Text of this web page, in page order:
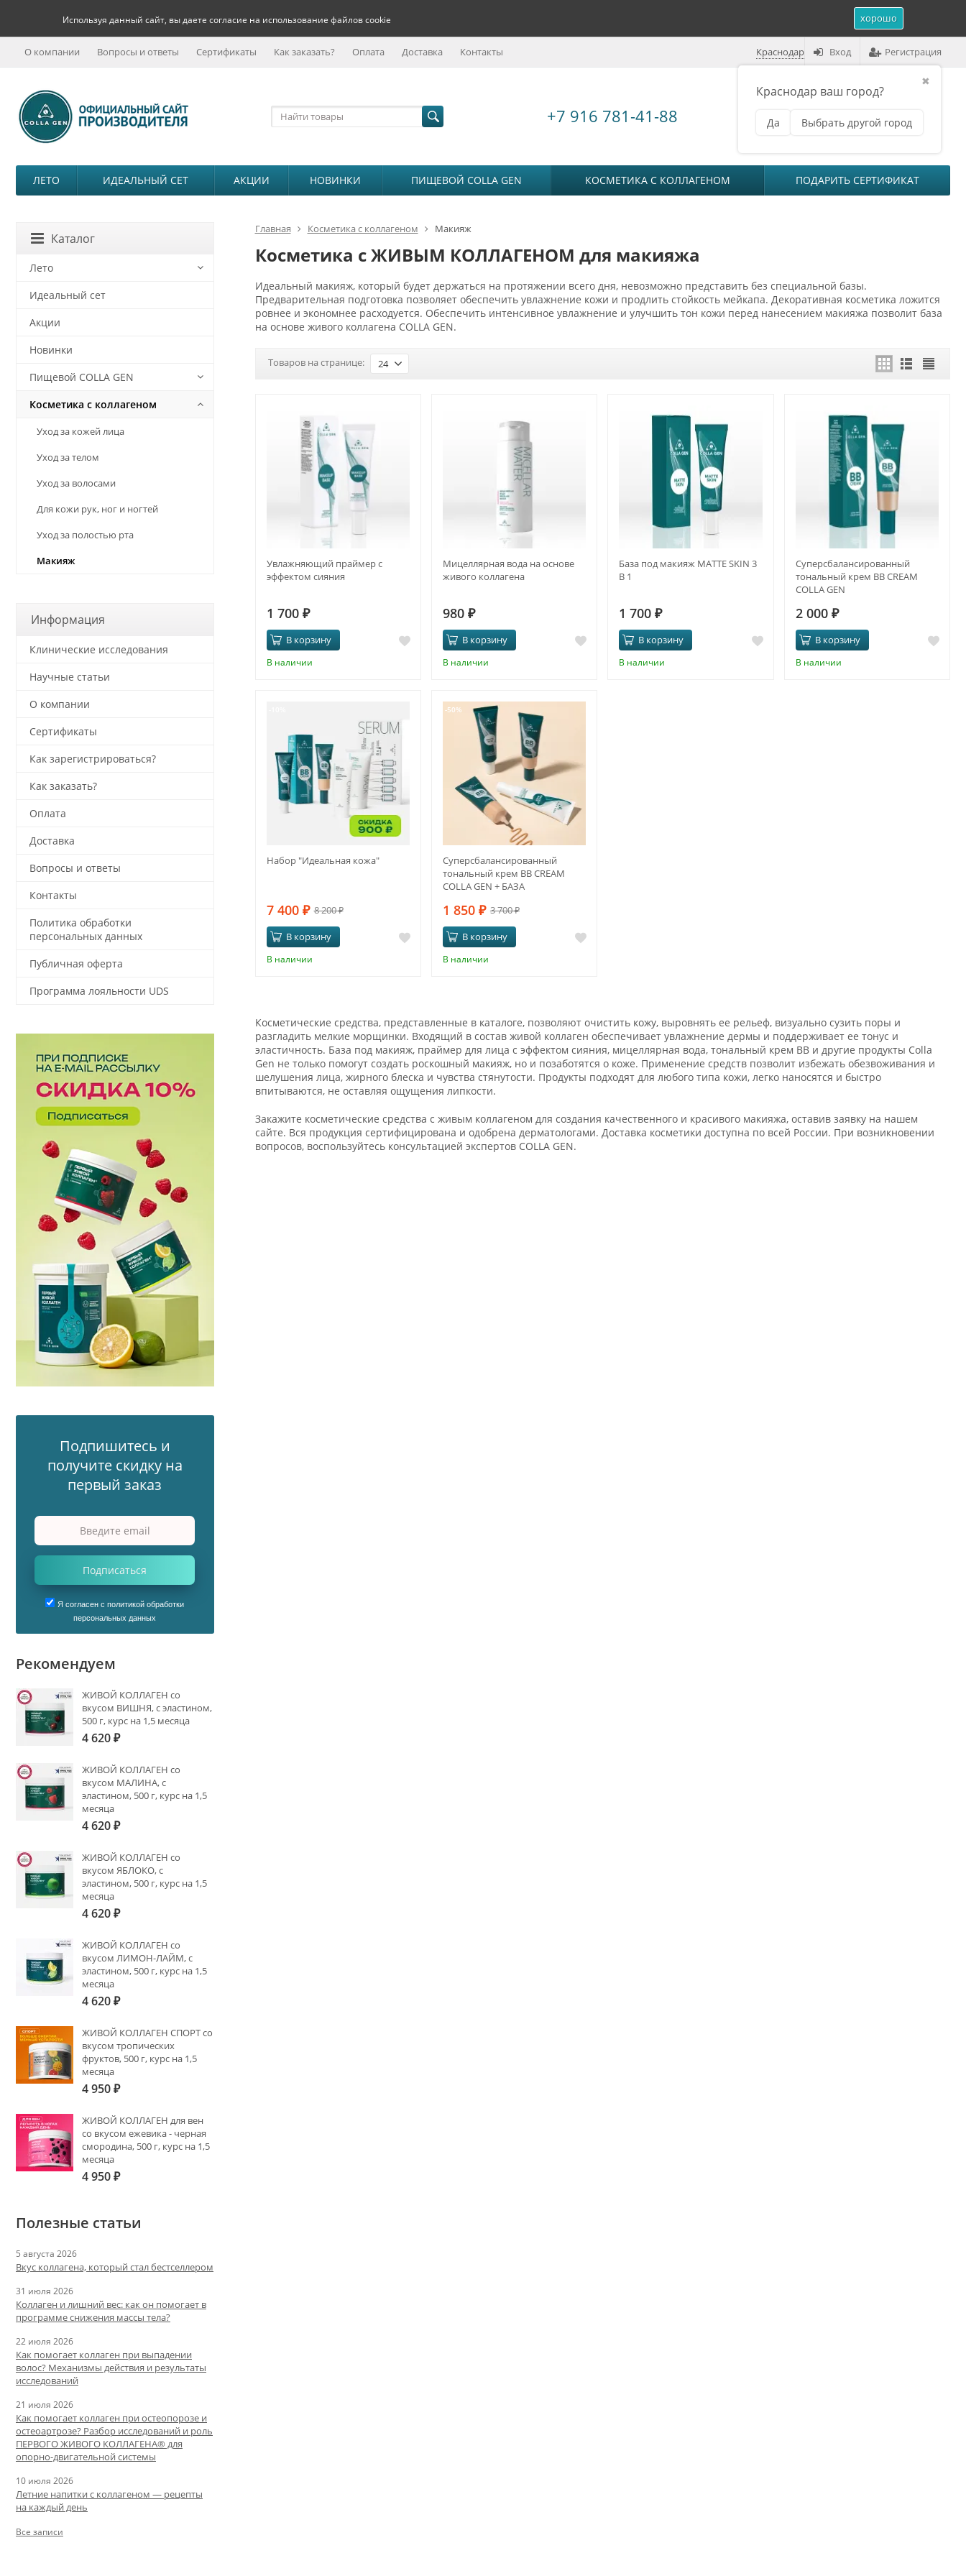
Используя данный сайт, вы даете согласие на использование файлов cookie хорошо
Краснодар
✖
Краснодар ваш город?
Да Выбрать другой город
Вход Регистрация
О компании Вопросы и ответы Сертификаты Как заказать? Оплата Доставка Контакты
+7 916 781-41-88 на сумму0₽
ЛЕТО ИДЕАЛЬНЫЙ СЕТ АКЦИИ НОВИНКИ ПИЩЕВОЙ COLLA GEN КОСМЕТИКА С КОЛЛАГЕНОМ ПОДАРИТЬ СЕРТИФИКАТ
Главная Косметика с коллагеном Макияж
Косметика с ЖИВЫМ КОЛЛАГЕНОМ для макияжа
Идеальный макияж, который будет держаться на протяжении всего дня, невозможно представить без специальной базы.
Предварительная подготовка позволяет обеспечить увлажнение кожи и продлить стойкость мейкапа. Декоративная косметика ложится
ровнее и экономнее расходуется. Обеспечить интенсивное увлажнение и улучшить тон кожи перед нанесением макияжа позволит база
на основе живого коллагена COLLA GEN.
Товаров на странице: 24
Увлажняющий праймер с
эффектом сияния
1 700 ₽
В корзину
В наличии
Мицеллярная вода на основе
живого коллагена
980 ₽
В корзину
В наличии
База под макияж MATTE SKIN 3
В 1
1 700₽
В корзину
В наличии
Суперсбалансированный
тональный крем BB CREAM
COLLA GEN
2 000 ₽
В корзину
В наличии
Набор "Идеальная кожа"
7 400 ₽ 8 200₽
В корзину
В наличии
-50%
Суперсбалансированный
тональный крем BB CREAM
COLLA GEN + БАЗА
1 850 ₽ 3 700₽
В корзину
В наличии
Косметические средства, представленные в каталоге, позволяют очистить кожу, выровнять ее рельеф, визуально сузить поры и
разгладить мелкие морщинки. Входящий в состав живой коллаген обеспечивает увлажнение дермы и поддерживает ее тонус и
эластичность. База под макияж, праймер для лица с эффектом сияния, мицеллярная вода, тональный крем BB и другие продукты Colla
Gen не только помогут создать роскошный макияж, но и позаботятся о коже. Применение средств позволит избежать обезвоживания и
шелушения лица, жирного блеска и чувства стянутости. Продукты подходят для любого типа кожи, легко наносятся и быстро
впитываются, не оставляя ощущения липкости.
Закажите косметические средства с живым коллагеном для создания качественного и красивого макияжа, оставив заявку на нашем
сайте. Вся продукция сертифицирована и одобрена дерматологами. Доставка косметики доступна по всей России. При возникновении
вопросов, воспользуйтесь консультацией экспертов COLLA GEN.
Каталог
Лето
Идеальный сет
Акции
Новинки
Пищевой COLLA GEN
Косметика с коллагеном
Уход за кожей лица
Уход за телом
Уход за волосами
Для кожи рук, ног и ногтей
Уход за полостью рта
Макияж
Информация
Клинические исследования
Научные статьи
О компании
Сертификаты
Как зарегистрироваться?
Как заказать?
Оплата
Доставка
Вопросы и ответы
Контакты
Политика обработки
персональных данных
Публичная оферта
Программа лояльности UDS
Подпишитесь и
получите скидку на
первый заказ
Подписаться
Я согласен с политикой обработки
персональных данных
Рекомендуем
ЖИВОЙ КОЛЛАГЕН со
вкусом ВИШНЯ, с эластином,
500 г, курс на 1,5 месяца
4 620₽
ЖИВОЙ КОЛЛАГЕН со
вкусом МАЛИНА, с
эластином, 500 г, курс на 1,5
месяца
4 620₽
ЖИВОЙ КОЛЛАГЕН со
вкусом ЯБЛОКО, с
эластином, 500 г, курс на 1,5
месяца
4 620₽
ЖИВОЙ КОЛЛАГЕН со
вкусом ЛИМОН-ЛАЙМ, с
эластином, 500 г, курс на 1,5
месяца
4 620₽
ЖИВОЙ КОЛЛАГЕН СПОРТ со
вкусом тропических
фруктов, 500 г, курс на 1,5
месяца
4 950₽
ЖИВОЙ КОЛЛАГЕН для вен
со вкусом ежевика - черная
смородина, 500 г, курс на 1,5
месяца
4 950₽
Полезные статьи
5 августа 2026
Вкус коллагена, который стал бестселлером
31 июля 2026
Коллаген и лишний вес: как он помогает в
программе снижения массы тела?
22 июля 2026
Как помогает коллаген при выпадении
волос? Механизмы действия и результаты
исследований
21 июля 2026
Как помогает коллаген при остеопорозе и
остеоартрозе? Разбор исследований и роль
ПЕРВОГО ЖИВОГО КОЛЛАГЕНА® для
опорно-двигательной системы
10 июля 2026
Летние напитки с коллагеном — рецепты
на каждый день
Все записи